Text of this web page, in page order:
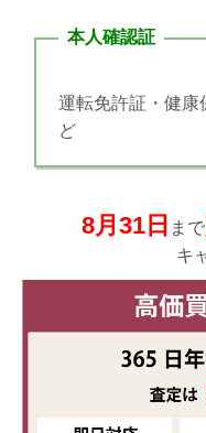
本人確認証
運転免許証・健康
ど
8月31日 まで
キ